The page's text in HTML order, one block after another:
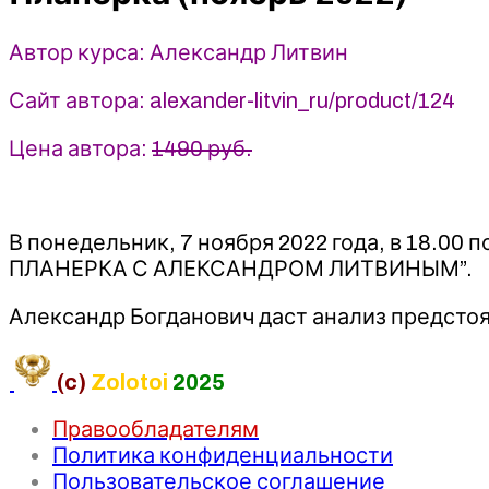
Литвин
Автор курса: Александр Литвин
Сайт автора: alexander-litvin_ru/product/124
Цена автора: 1490 руб.
В понедельник, 7 ноября 2022 года, в 18.00
ПЛАНЕРКА С АЛЕКСАНДРОМ ЛИТВИНЫМ”.
Александр Богданович даст анализ
(c) Zolotoi 2025
Правообладателям
Политика конфиденциальности
Пользовательское соглашение